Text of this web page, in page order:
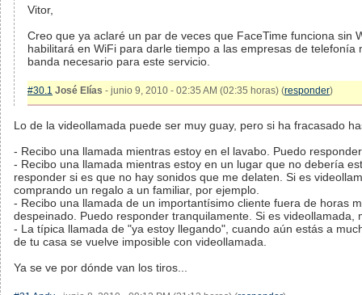
Vitor,
Creo que ya aclaré un par de veces que FaceTime funciona sin
habilitará en WiFi para darle tiempo a las empresas de
banda necesario para este servicio.
#30.1 José Elías - junio 9, 2010 - 02:35 AM (02:35 horas) (responder)
Lo de la videollamada puede ser muy guay, pero si ha fracasado
- Recibo una llamada mientras estoy en el lavabo. Puedo
- Recibo una llamada mientras estoy en un lugar que no debería
responder si es que no hay sonidos que me delaten. Si es
comprando un regalo a un familiar, por ejemplo.
- Recibo una llamada de un importantísimo cliente fuera de horas
despeinado. Puedo responder tranquilamente. Si es
- La típica llamada de "ya estoy llegando", cuando aún estás a
de tu casa se vuelve imposible con videollamada.
Ya se ve por dónde van los tiros...